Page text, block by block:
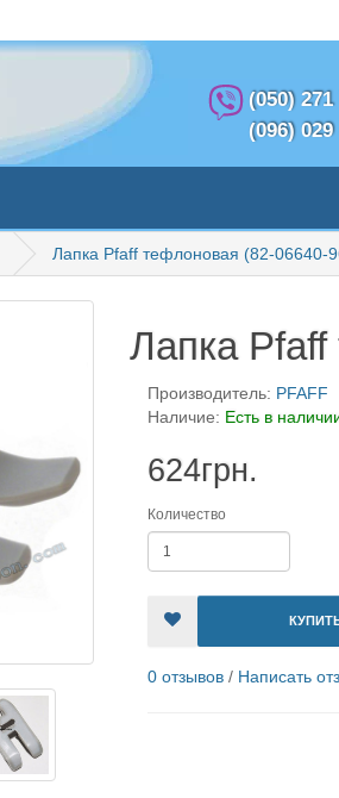
(050) 271
(096) 029
Лапка Pfaff тефлоновая (82-06640-
Лапка
Производитель: PFAFF
Наличие: Есть в
624грн.
Количество
0 отзывов / Написать